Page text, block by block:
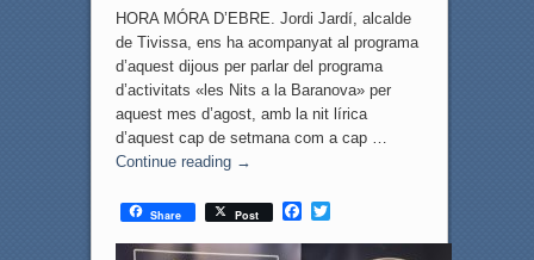
HORA MÓRA D’EBRE. Jordi Jardí, alcalde
de Tivissa, ens ha acompanyat al programa
d’aquest dijous per parlar del programa
d’activitats «les Nits a la Baranova» per
aquest mes d’agost, amb la nit lírica
d’aquest cap de setmana com a cap …
Continue reading →
Share Post
F
c
T
i